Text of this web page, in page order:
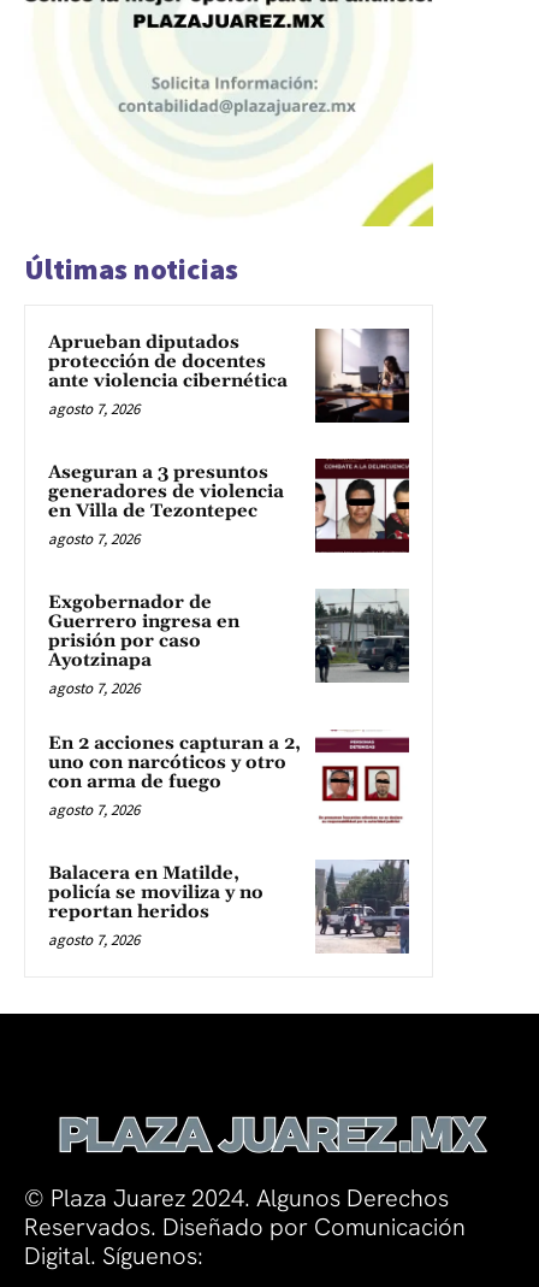
Últimas noticias
Aprueban diputados
protección de docentes
ante violencia cibernética
agosto 7, 2026
Aseguran a 3 presuntos
generadores de violencia
en Villa de Tezontepec
agosto 7, 2026
Exgobernador de
Guerrero ingresa en
prisión por caso
Ayotzinapa
agosto 7, 2026
En 2 acciones capturan a 2,
uno con narcóticos y otro
con arma de fuego
agosto 7, 2026
Balacera en Matilde,
policía se moviliza y no
reportan heridos
agosto 7, 2026
© Plaza Juarez 2024. Algunos Derechos
Reservados. Diseñado por Comunicación
Digital. Síguenos: